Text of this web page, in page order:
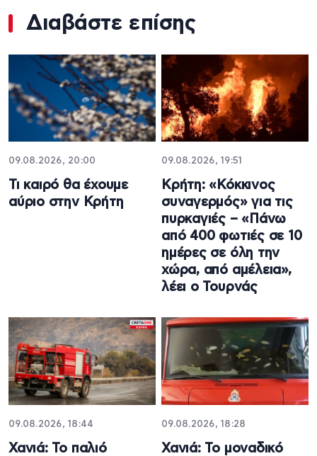
Διαβάστε επίσης
09.08.2026, 20:00
Τι καιρό θα έχουμε
αύριο στην Κρήτη
09.08.2026, 19:51
Κρήτη: «Κόκκινος
συναγερμός» για τις
πυρκαγιές – «Πάνω
από 400 φωτιές σε 10
ημέρες σε όλη την
χώρα, από αμέλεια»,
λέει ο Τουρνάς
09.08.2026, 18:44
Χανιά: Το παλιό
09.08.2026, 18:28
Χανιά: Το μοναδικό